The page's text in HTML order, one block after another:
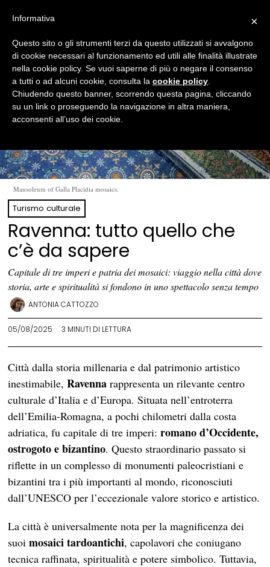
Mausoleum of Galla Placidia mosaics.
Turismo culturale
Ravenna: tutto quello che
c’è da sapere
Capitale di tre imperi e patria dei mosaici: viaggio nella città dove
storia, arte e spiritualità si fondono in uno spettacolo senza tempo
ANTONIA CATTOZZO
05/08/2025 3 MINUTI DI LETTURA
Città dalla storia millenaria e dal patrimonio artistico
inestimabile,Ravenna rappresenta un rilevante centro
culturale d’Italia e d’Europa. Situata nell’entroterra
dell’Emilia-Romagna, a pochi chilometri dalla costa
adriatica, fu capitale di tre imperi:romano d’Occidente,
ostrogoto e bizantino. Questo straordinario passato si
riflette in un complesso di monumenti paleocristiani e
bizantini tra i più importanti al mondo, riconosciuti
dall’UNESCO per l’eccezionale valore storico e artistico.
La città è universalmente nota per la magnificenza dei
suoimosaici tardoantichi, capolavori che coniugano
tecnica raffinata, spiritualità e potere simbolico. Tuttavia,
×
Informativa
Questo sito o gli strumenti terzi da questo utilizzati si avvalgono
di cookie necessari al funzionamento ed utili alle finalità illustrate
nella cookie policy. Se vuoi saperne di più o negare il consenso
a tutti o ad alcuni cookie, consulta la cookie policy
Chiudendo questo banner, scorrendo questa pagina, cliccando
su un link o proseguendo la navigazione in altra maniera,
acconsenti all’uso dei cookie.